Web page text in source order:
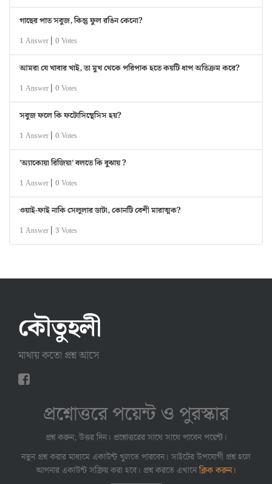
গাছের পাত সবুজ, কিন্তু ফুল রঙিন কেনো?
1 Answer | 0 Votes
আমরা যে খাবার খাই, তা মুখ থেকে পরিপাক হতে কয়টি ধাপ অতিক্রম করে?
1 Answer | 0 Votes
সবুজ ফলে কি ফটোসিন্থেসিস হয়?
1 Answer | 0 Votes
’অ্যাকোয়া রিজিয়া’ বলতে কি বুঝায় ?
1 Answer | 0 Votes
ওয়াই-ফাই নাকি সেলুলার ডাটা, কোনটি বেশী মারাত্মক?
1 Answer | 3 Votes
কৌতুহলী
মাথায় কতো প্রশ্ন আসে
প্রশ্নোত্তরে পয়েন্ট ও পুরস্কার
প্রশ্ন করুন, উত্তর দিন। প্রশ্নোত্তরের সাথে সাথে পাবেন পয়েন্ট।
নতুন প্রশ্ন করার মাধ্যমে একাউন্ট খুলতে পারবেন। সাইটের উপযোগী প্রশ্ন হলে
আপনার একাউন্ট সক্রিয় করা হবে। প্রশ্ন করতে এখানেক্লিক করুন।